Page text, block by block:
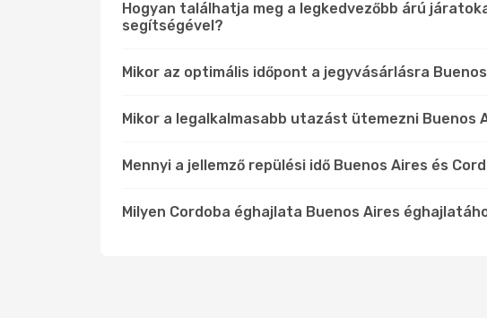
Hogyan találhatja meg a legkedvezőbb árú
segítségével?
Mikor az optimális időpont a jegyvásárlásra
Mikor a legalkalmasabb utazást ütemezni Buenos
Mennyi a jellemző repülési idő Buenos Aires és
Milyen Cordoba éghajlata Buenos Aires